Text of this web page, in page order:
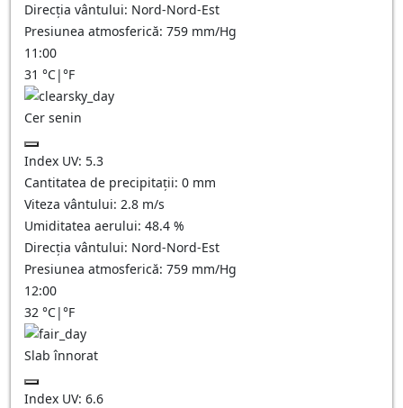
Direcția vântului: Nord-Nord-Est
Presiunea atmosferică: 759 mm/Hg
11:00
31 °C|°F
Cer senin
Index UV: 5.3
Cantitatea de precipitații: 0 mm
Viteza vântului: 2.8 m/s
Umiditatea aerului: 48.4 %
Direcția vântului: Nord-Nord-Est
Presiunea atmosferică: 759 mm/Hg
12:00
32 °C|°F
Slab înnorat
Index UV: 6.6